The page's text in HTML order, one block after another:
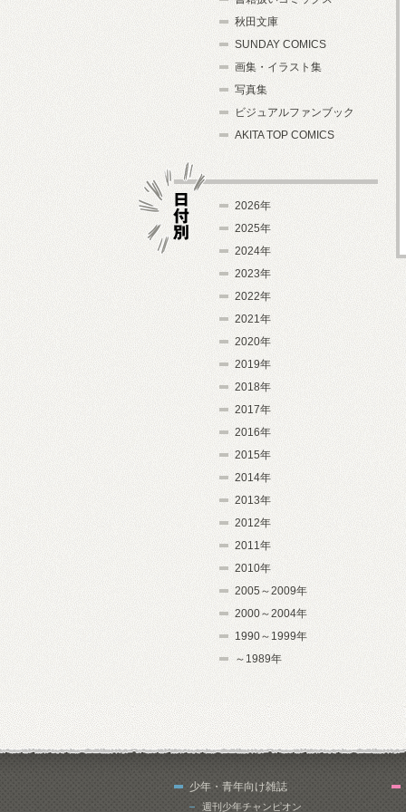
秋田文庫
SUNDAY COMICS
画集・イラスト集
写真集
ビジュアルファンブック
AKITA TOP COMICS
2026年
2025年
2024年
2023年
2022年
2021年
2020年
2019年
2018年
2017年
2016年
2015年
2014年
2013年
2012年
2011年
2010年
2005～2009年
2000～2004年
1990～1999年
～1989年
少年・青年向け雑誌
週刊少年チャンピオン